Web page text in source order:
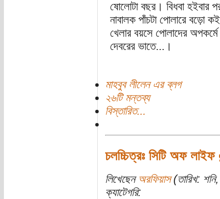
ষোলোটা বছর। বিধবা হইবার
নাবালক পাঁচটা পোলারে বড়ো
খেলার বয়সে পোলাদের
দেবরের ভাতে...।
মাহবুব লীলেন এর ব্লগ
২৬টি মন্তব্য
বিস্তারিত...
চলচ্চিত্রঃ সিটি অফ লাইফ
লিখেছেন অরফিয়াস(তারিখ:
ক্যাটেগরি: